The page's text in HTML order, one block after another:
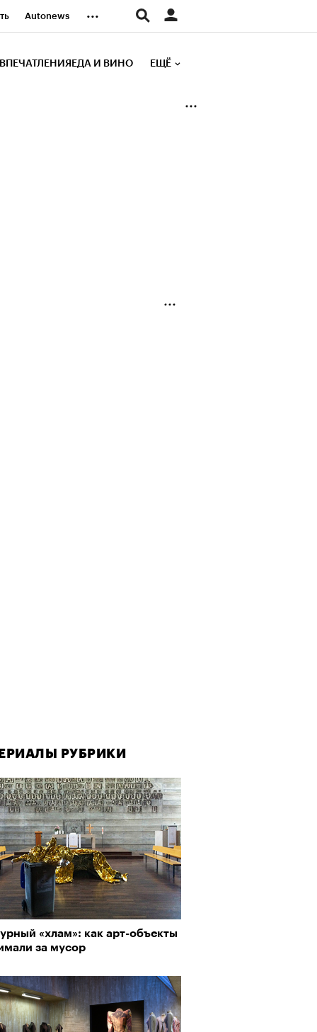
Autonews ...
ВПЕЧАТЛЕНИЯ ЕДА И ВИНО ЕЩЁ
РУБРИКИ
«хлам»: как арт-объекты
за мусор
РУБРИКИ
как лекарство: как
стали новой формой